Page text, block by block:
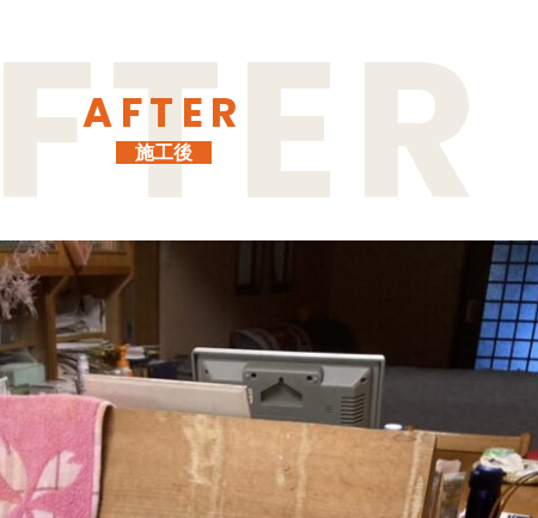
AFTER
施工後